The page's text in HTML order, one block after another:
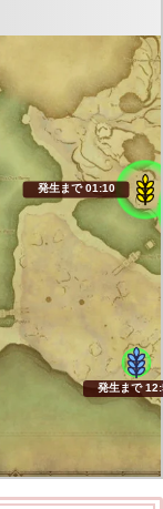
発生まで 01:09
発生まで